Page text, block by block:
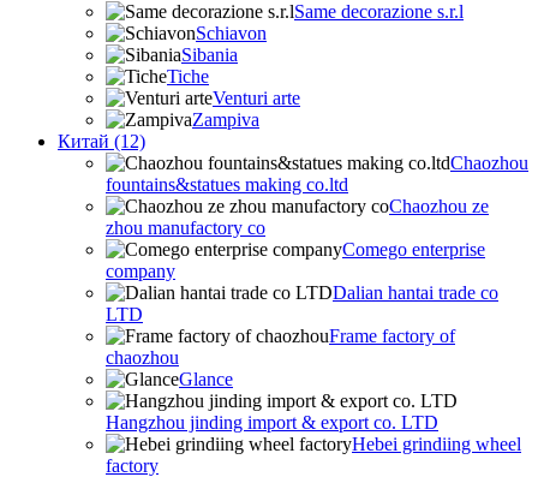
Same decorazione s.r.l
Schiavon
Sibania
Tiche
Venturi arte
Zampiva
Китай (12)
Chaozhou
fountains&statues making co.ltd
Chaozhou ze
zhou manufactory co
Comego enterprise
company
Dalian hantai trade co
LTD
Frame factory of
chaozhou
Glance
Hangzhou jinding import & export co. LTD
Hebei grindiing wheel
factory